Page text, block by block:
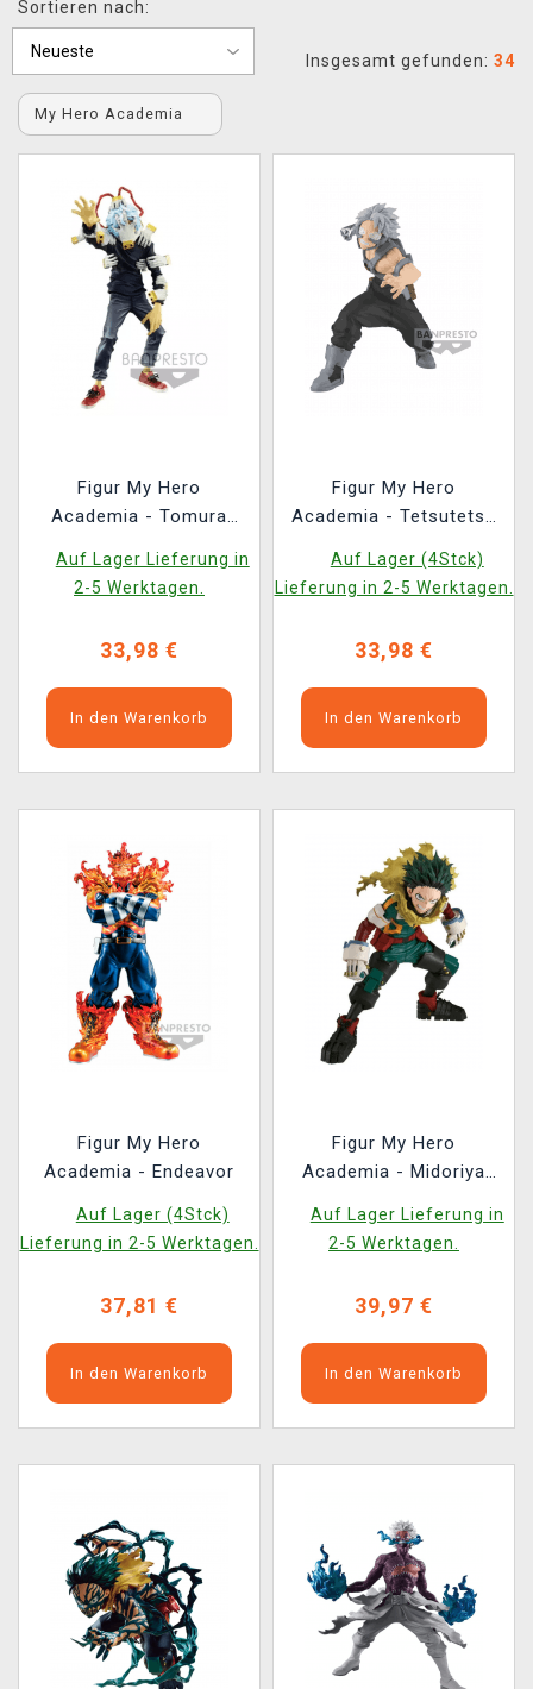
XZONE CLUB
Sortieren nach:
Insgesamt gefunden: 34
My Hero Academia
Figur My Hero
Academia - Tomura
Auf Lager Lieferung in
2-5 Werktagen.
33,98 €
In den Warenkorb
Figur My Hero
Academia - Tetsutetsu
Auf Lager (4Stck)
Lieferung in 2-5 Werktagen.
33,98 €
In den Warenkorb
Figur My Hero
Academia - Endeavor
Auf Lager (4Stck)
Lieferung in 2-5 Werktagen.
37,81 €
In den Warenkorb
Figur My Hero
Academia - Midoriya
Auf Lager Lieferung in
2-5 Werktagen.
39,97 €
In den Warenkorb